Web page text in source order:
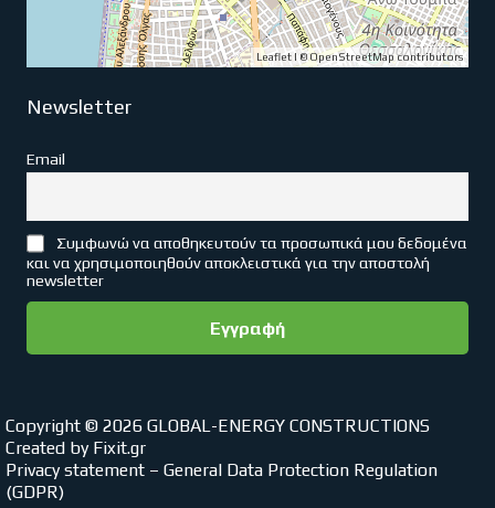
Leaflet | ©OpenStreetMapcontributors
Newsletter
Email
Συμφωνώ να αποθηκευτούν τα προσωπικά μου δεδομένα
και να χρησιμοποιηθούν αποκλειστικά για την αποστολή
newsletter
Copyright © 2026 GLOBAL-ENERGY CONSTRUCTIONS
Created by Fixit.gr
Privacy statement – General Data Protection Regulation
(GDPR)